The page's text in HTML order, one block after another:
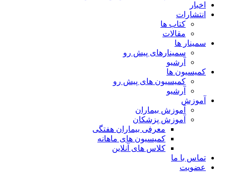
اخبار
انتشارات
کتاب ها
مقالات
سمینار ها
سمینارهای پیش رو
آرشیو
کمیسیون ها
کمیسیون های پیش رو
آرشیو
آموزش
آموزش بیماران
آموزش پزشکان
معرفی بیماران هفتگی
کمیسیون های ماهانه
کلاس های آنلاین
تماس با ما
عضویت